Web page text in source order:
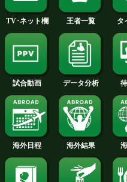
今月のタイ
試合日程 試合結果